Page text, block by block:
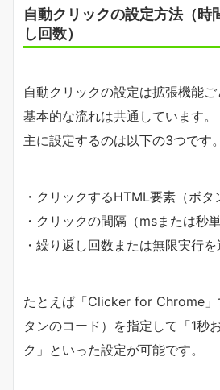
自動クリックの設定方法（時
し回数）
自動クリックの設定は拡張機能ご
基本的な流れは共通しています。
主に設定するのは以下の3つです。
・クリックするHTML要素（ボタ
・クリックの間隔（msまたは秒
・繰り返し回数または無限実行を
たとえば「Clicker for Chrome」
タンのコード）を指定して「1秒
ク」といった設定が可能です。